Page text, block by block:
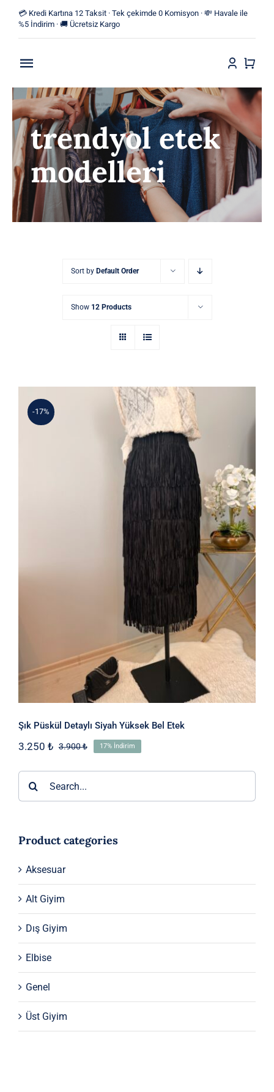
content
💳 Kredi Kartına 12 Taksit · Tek çekimde 0 Komisyon · 💸 Havale ile
%5 İndirim · 🚚 Ücretsiz Kargo
Toggle
Navigation
Anasayfa
Mağaza
Yeni Ürünler
Kategoriler
trendyol etek
modelleri
Sort by Default Order
Show 12 Products
-17%
Şık Püskül Detaylı Siyah Yüksek Bel
Etek
Şık Püskül Detaylı Siyah Yüksek Bel Etek
3.900₺Orijinal
3.250 ₺
Şu
3.250 ₺.
17% İndirim
Product categories
Aksesuar
Alt Giyim
Dış Giyim
Elbise
Genel
Üst Giyim